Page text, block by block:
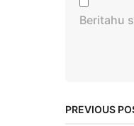
Beritahu
PREVIOUS